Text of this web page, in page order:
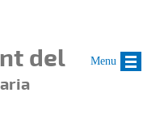
del Menu